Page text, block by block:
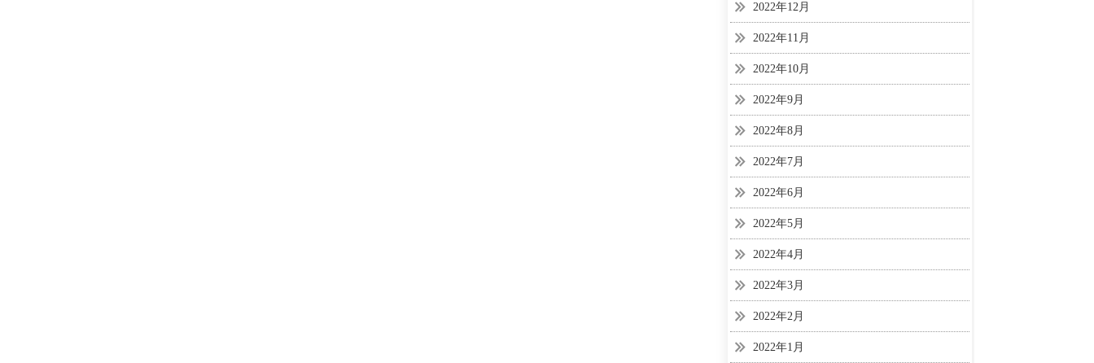
2022年12月
2022年11月
2022年10月
2022年9月
2022年8月
2022年7月
2022年6月
2022年5月
2022年4月
2022年3月
2022年2月
2022年1月